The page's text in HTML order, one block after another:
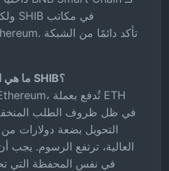
ما هي الرسوم النموذجية لتحويل SHIB؟
التحويل بضعة دولارات